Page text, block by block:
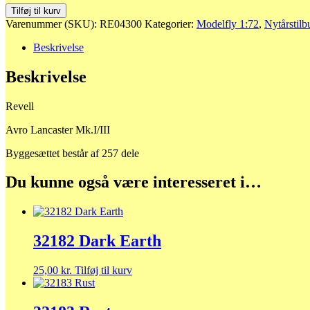
04300
Avro
Mk.I/III
Tilføj til kurv
Varenummer (SKU): RE04300 Kategorier: Modelfly 1:72,
Beskrivelse
Beskrivelse
Revell
Avro Lancaster Mk.I/III
Byggesættet består af 257 dele
Du kunne også være interesseret i…
32182 Dark Earth
25,00 kr. Tilføj til kurv